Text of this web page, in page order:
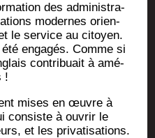
des admi­nis­tra­
modernes orien­
le ser­vice au citoyen.
enga­gés. Comme si
contri­buait à amé­
!
mises en œuvre à
consiste à ouvrir le
et les privatisations.